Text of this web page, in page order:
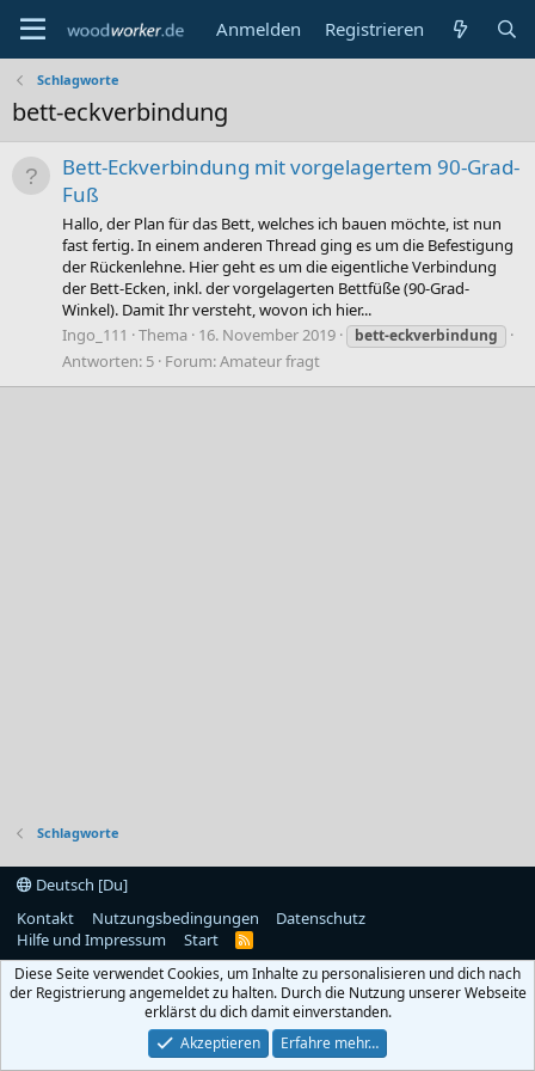
Anmelden Registrieren
Schlagworte
bett-eckverbindung
Bett-Eckverbindung mit vorgelagertem 90-Grad-
Fuß
Hallo, der Plan für das Bett, welches ich bauen möchte, ist nun
fast fertig. In einem anderen Thread ging es um die Befestigung
der Rückenlehne. Hier geht es um die eigentliche Verbindung
der Bett-Ecken, inkl. der vorgelagerten Bettfüße (90-Grad-
Winkel). Damit Ihr versteht, wovon ich hier...
Ingo_111
Thema 16. November 2019 bett-eckverbindung
Antworten: 5 Forum:Amateur fragt
Schlagworte
Deutsch [Du]
Kontakt
Nutzungsbedingungen
Datenschutz
Hilfe und Impressum
Start
R
S
Diese Seite verwendet Cookies, um Inhalte zu personalisieren und dich nach
der Registrierung angemeldet zu halten. Durch die Nutzung unserer Webseite
erklärst du dich damit einverstanden.
Akzeptieren
Erfahre mehr…